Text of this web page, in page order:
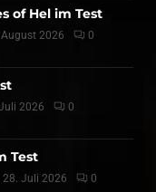
of Hel im Test
2026 0
2026 0
Test
28. Juli 2026 0